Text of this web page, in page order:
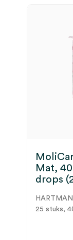
Mat,
drops
25 stuks,